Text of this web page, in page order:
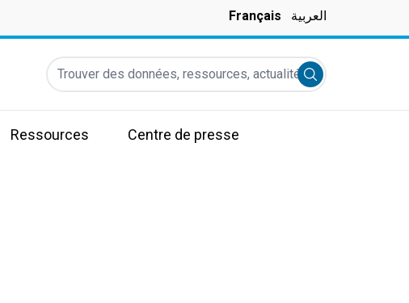
Français العربية
Trouver des données, ressources, actualités et autres
Submit search
Ressources Centre de presse